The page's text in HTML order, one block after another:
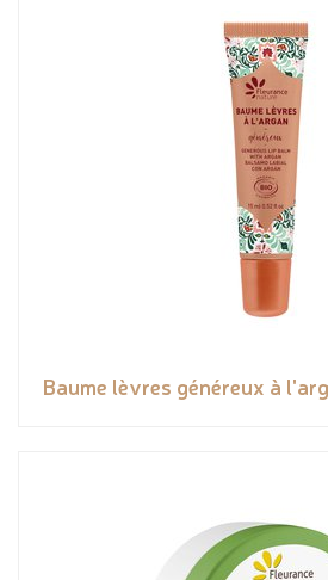
Baume lèvres généreux à